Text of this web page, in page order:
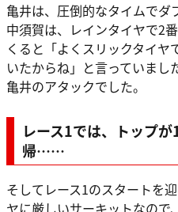
亀井は、圧倒的なタイムでダ
中須賀は、レインタイヤで2
くると「よくスリックタイ
いたからね」と言っていま
亀井のアタックでした。
レース1では、トップ
帰……
そしてレース1のスタートを
ヤに厳しいサーキットなので